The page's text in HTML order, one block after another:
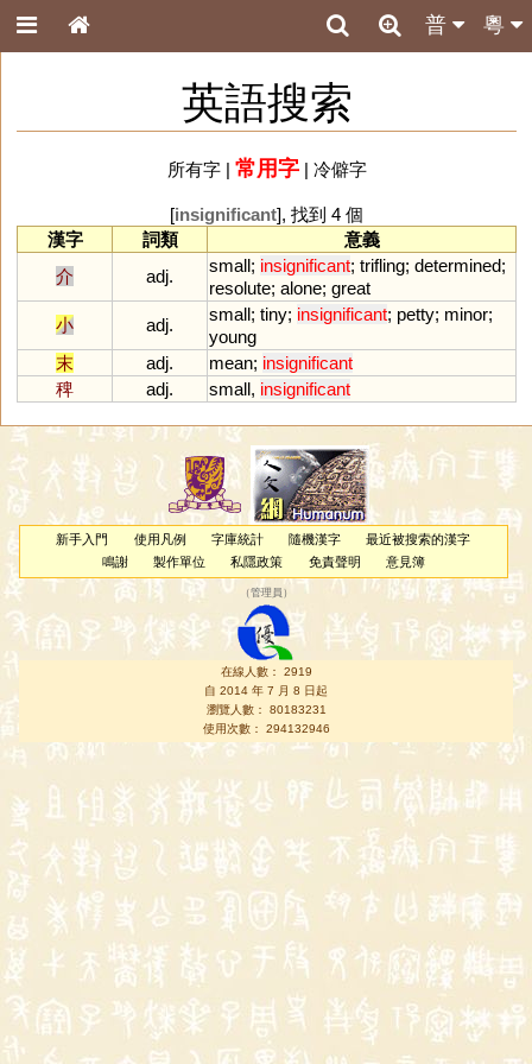
粵
普
英語搜索
所有字| 常用字| 冷僻字
[insignificant], 找到 4 個
漢字
詞類
意義
介
adj.
small; insignificant; trifling; determined;
resolute; alone; great
小
adj.
small; tiny; insignificant; petty; minor;
young
末
adj. mean; insignificant
稗
adj. small, insignificant
新手入門 使用凡例 字庫統計 隨機漢字
最近被搜索的漢字
鳴謝
製作單位 私隱政策 免責聲明 意見簿
（管理員 ）
在線人數： 2919
自 2014 年 7 月 8 日起
瀏覽人數： 80183231
使用次數： 294132946